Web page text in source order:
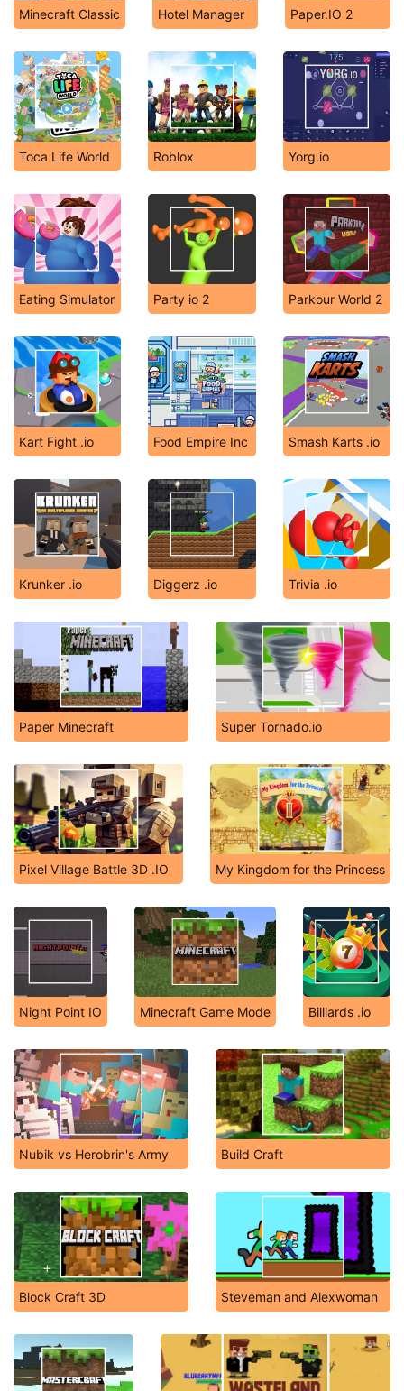
Minecraft Classic Hotel Manager Paper.IO 2
Toca Life World Roblox Yorg.io
Eating Simulator Party io 2 Parkour World 2
Kart Fight .io Food Empire Inc Smash Karts .io
Krunker .io Diggerz .io Trivia .io
Paper Minecraft Super Tornado.io
Pixel Village Battle 3D .IO My Kingdom for the Princess
Night Point IO Minecraft Game Mode Billiards .io
Nubik vs Herobrin's Army Build Craft
Block Craft 3D Steveman and Alexwoman